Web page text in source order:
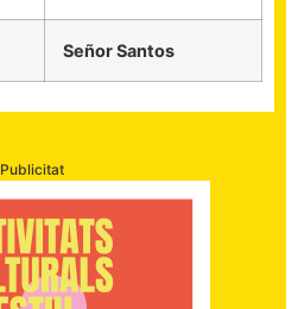
Señor Santos
Publicitat